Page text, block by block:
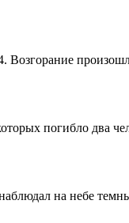
погибло два
на небе